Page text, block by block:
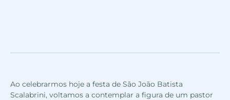
Ao celebrarmos hoje a festa de São João Batista
Scalabrini, voltamos a contemplar a figura de um pastor